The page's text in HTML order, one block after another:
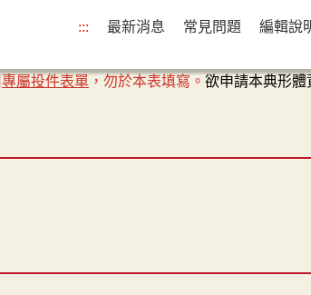
::: 最新消息 常見問題 編輯說
專屬投件表單 ，勿於本表填寫。 欲申請本典形體